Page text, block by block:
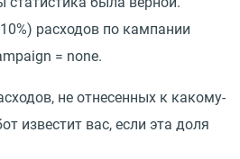
расходов по кампании
= none.
не отнесенных к какому-
известит вас, если эта доля